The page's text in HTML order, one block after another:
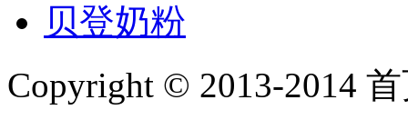
贝登奶粉
Copyright © 2013-2014